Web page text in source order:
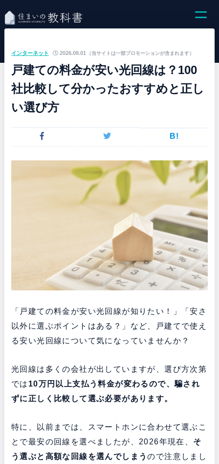
（当サイトは一部プロモーションが含まれます）
インターネット 2026.08.01
戸建ての料金が安い光回線は？100
社比較して分かったおすすめと正し
い選び方
B!
「戸建ての料金が安い光回線が知りたい！」「安さ
以外に選ぶポイントはある？」など、戸建てで使え
る安い光回線について気になっていませんか？
光回線は多くの会社が出していますが、選び方次第
では 10万円以上支払う料金が変わるので、騙され
ずに正しく比較して選ぶ必要があります。
特に、以前までは、スマートホンに合わせて選ぶこ
とで最安の回線を選べましたが、2026年現在、 そ
う選ぶと高額な回線を選んでしまうので注意しまし